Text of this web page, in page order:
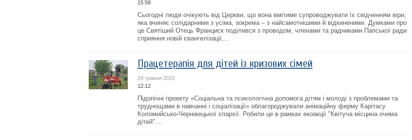
15:58
Сьогодні люди очікують від Церкви, що вона вмітиме супроводжувати їх свідченням віри,
яка вчиняє солідарними з усіма, зокрема – з найсамотнішими й відкиненими. Думками про
це Святіший Отець Франциск поділився з проводом, членами та радниками Папської ради
сприяння новій євангелізації,...
Працетерапія для дітей із кризових сімей
29 травня 2015
12:12
Підопічні проекту «Соціальна та психологічна допомога дітям і молоді з проблемами та
труднощами в навчанні і соціалізації» облагороджували анімаційну ферму Карітасу
Коломийсько-Чернівецької єпархії. Робили це в рамках екоакції "Квітуча місцина очима
дітей"....